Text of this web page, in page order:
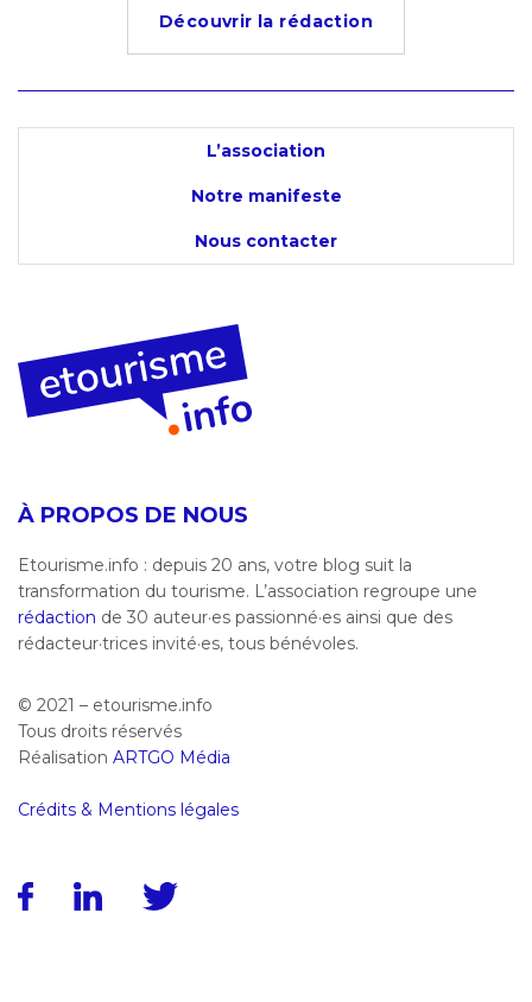
Découvrir la rédaction
L’association
Notre manifeste
Nous contacter
À PROPOS DE NOUS
Etourisme.info : depuis 20 ans, votre blog suit la
transformation du tourisme. L’association regroupe une
rédaction de 30 auteur·es passionné·es ainsi que des
rédacteur·trices invité·es, tous bénévoles.
© 2021 – etourisme.info
Tous droits réservés
Réalisation ARTGO Média
Crédits & Mentions légales